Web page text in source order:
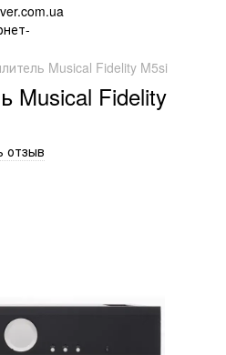
Musical Fidelity M5si
Musical Fidelity
отзыв